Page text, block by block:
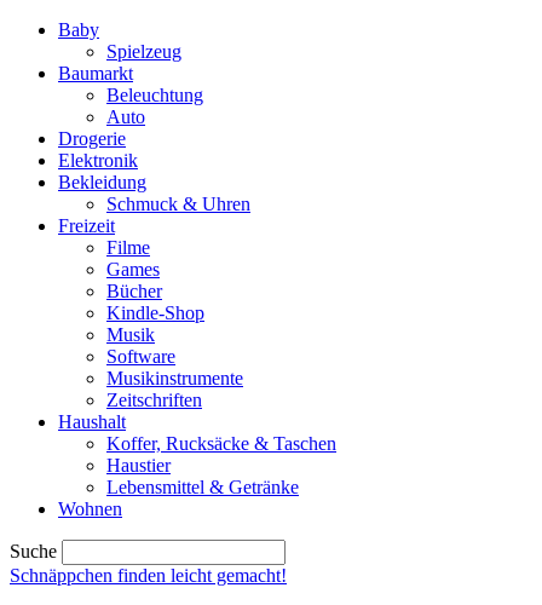
Baby
Spielzeug
Baumarkt
Beleuchtung
Auto
Drogerie
Elektronik
Bekleidung
Schmuck & Uhren
Freizeit
Filme
Games
Bücher
Kindle-Shop
Musik
Software
Musikinstrumente
Zeitschriften
Haushalt
Koffer, Rucksäcke & Taschen
Haustier
Lebensmittel & Getränke
Wohnen
Suche
Schnäppchen finden leicht gemacht!